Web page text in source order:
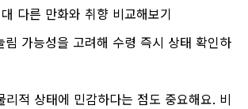
다른 만화와 취향 비교해보기
림 가능성을 고려해 수령 즉시 상태 확인하
리적 상태에 민감하다는 점도 중요해요. 비